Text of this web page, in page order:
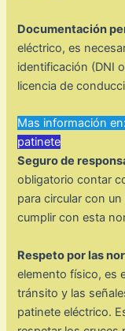
Documentación
eléctrico, es
identificación (DNI
licencia de
Mas información en:
patinete
Seguro de
obligatorio contar
para circular con
cumplir con esta
Respeto por las
elemento físico, es
tránsito y las
patinete eléctrico.